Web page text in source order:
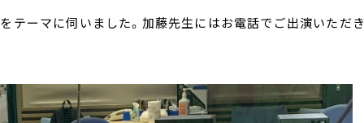
をテーマに伺いました。加藤先生にはお電話でご出演いただき